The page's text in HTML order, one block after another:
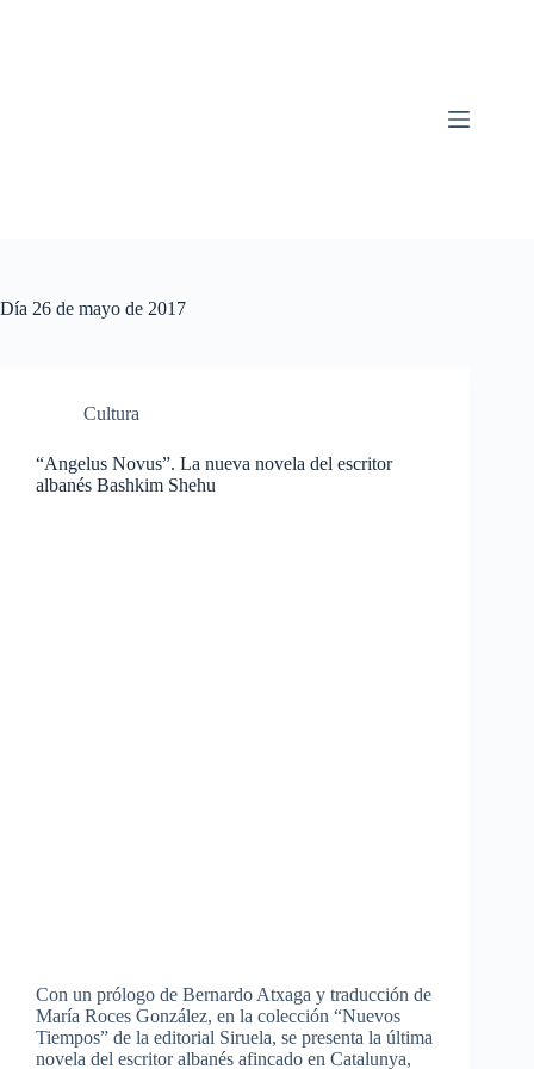
Día 26 de mayo de 2017
Cultura
“Angelus Novus”. La nueva novela del escritor
albanés Bashkim Shehu
Con un prólogo de Bernardo Atxaga y traducción de
María Roces González, en la colección “Nuevos
Tiempos” de la editorial Siruela, se presenta la última
novela del escritor albanés afincado en Catalunya,